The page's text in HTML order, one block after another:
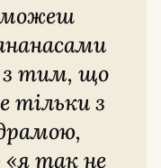
з тим, що
тільки з
«я так не